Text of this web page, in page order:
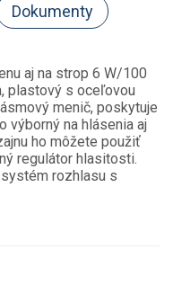
Dokumenty
aj na strop 6 W/100
plastový s oceľovou
menič, poskytuje
výborný na hlásenia aj
ho môžete použiť
regulátor hlasitosti.
rozhlasu s